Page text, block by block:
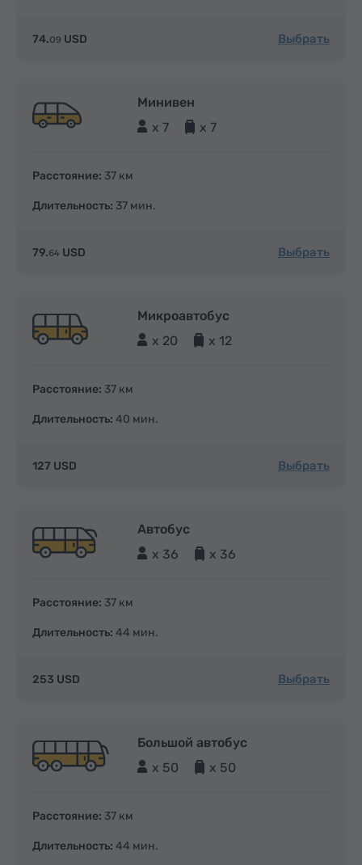
74.09 USD Выбрать
Минивен
x 7
x 7
Расстояние: 37 км
Длительность: 37 мин.
79.64 USD Выбрать
Микроавтобус
x 20
x 12
Расстояние: 37 км
Длительность: 40 мин.
127 USD Выбрать
Автобус
x 36
x 36
Расстояние: 37 км
Длительность: 44 мин.
253 USD Выбрать
Большой автобус
x 50
x 50
Расстояние: 37 км
Длительность: 44 мин.